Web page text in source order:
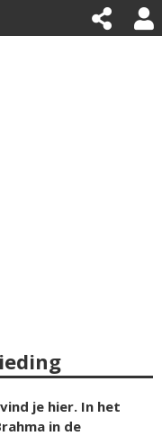
je hier. In het
in de